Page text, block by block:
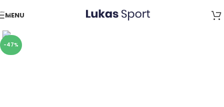
Skip to navigation
Skip to main content
MENU
-47%